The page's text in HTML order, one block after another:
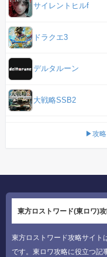
サイレントヒルf
ドラクエ3
デルタルーン
大戦略SSB2
▶攻略
東方ロストワード(東ロワ)
東方ロストワード攻略サイト
です。東ロワ攻略に役立つ記